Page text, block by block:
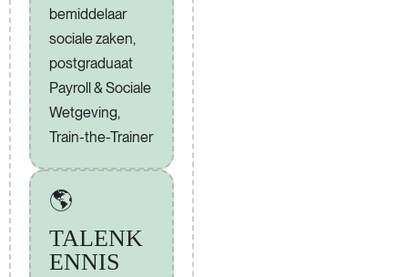
bemiddelaar
sociale zaken,
postgraduaat
Payroll & Sociale
Wetgeving,
Train-the-Trainer
🌎
TALENK
ENNIS